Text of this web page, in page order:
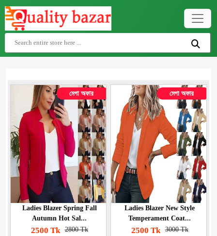
মেগা অফার
Ladies Blazer Spring Fall
Autumn Hot Sal...
2500 Tk 2800 Tk
মেগা অফার
Ladies Blazer New Style
Temperament Coat...
2500 Tk 3000 Tk